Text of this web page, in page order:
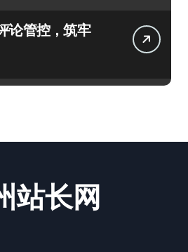
论管控，筑牢
站长网